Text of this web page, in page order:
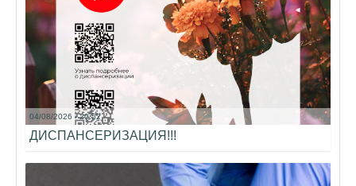
04/08/2026 - 20:52
ДИСПАНСЕРИЗАЦИЯ!!!